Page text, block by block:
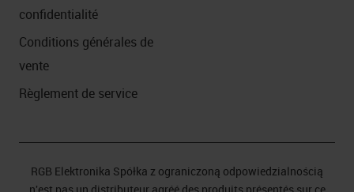
confidentialité
Conditions générales de
vente
Règlement de service
RGB Elektronika Spółka z ograniczoną odpowiedzialnością